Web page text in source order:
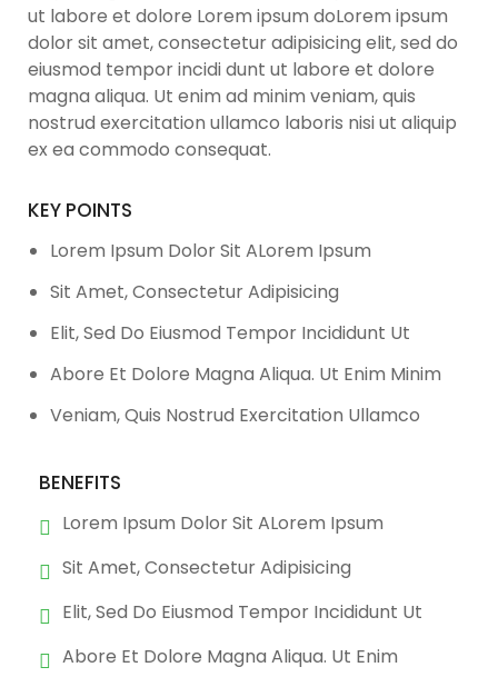
ut labore et dolore Lorem ipsum doLorem ipsum
dolor sit amet, consectetur adipisicing elit, sed do
eiusmod tempor incidi dunt ut labore et dolore
magna aliqua. Ut enim ad minim veniam, quis
nostrud exercitation ullamco laboris nisi ut aliquip
ex ea commodo consequat.
KEY POINTS
Lorem Ipsum Dolor Sit ALorem Ipsum
Sit Amet, Consectetur Adipisicing
Elit, Sed Do Eiusmod Tempor Incididunt Ut
Abore Et Dolore Magna Aliqua. Ut Enim Minim
Veniam, Quis Nostrud Exercitation Ullamco
BENEFITS
Lorem Ipsum Dolor Sit ALorem Ipsum
Sit Amet, Consectetur Adipisicing
Elit, Sed Do Eiusmod Tempor Incididunt Ut
Abore Et Dolore Magna Aliqua. Ut Enim